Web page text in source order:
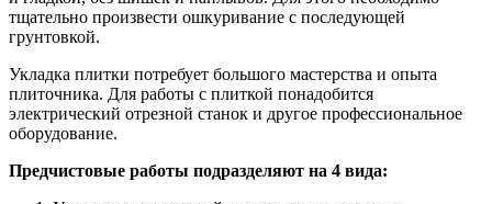
тщательно произвести ошкуривание с последующей
грунтовкой.
Укладка плитки потребует большого мастерства и опыта
плиточника. Для работы с плиткой понадобится
электрический отрезной станок и другое профессиональное
оборудование.
Предчистовые работы подразделяют на 4 вида: